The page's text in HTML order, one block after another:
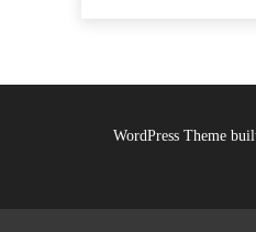
WordPress Theme